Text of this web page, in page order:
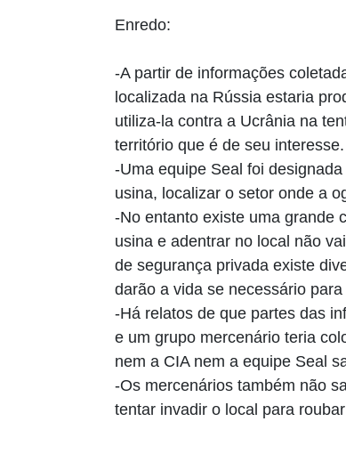
Enredo:
-A partir de informações
localizada na Rússia estaria
utiliza-la contra a Ucrânia na
território que é de seu interesse.
-Uma equipe Seal foi
usina, localizar o setor onde a
-No entanto existe uma grande
usina e adentrar no local não
de segurança privada existe
darão a vida se necessário
-Há relatos de que partes das
e um grupo mercenário teria
nem a CIA nem a equipe Seal
-Os mercenários também não
tentar invadir o local para